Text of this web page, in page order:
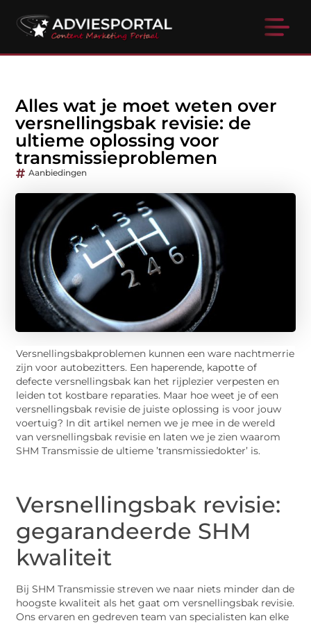
Alles wat je moet weten over
versnellingsbak revisie: de
ultieme oplossing voor
transmissieproblemen
Aanbiedingen
Versnellingsbakproblemen kunnen een ware nachtmerrie
zijn voor autobezitters. Een haperende, kapotte of
defecte versnellingsbak kan het rijplezier verpesten en
leiden tot kostbare reparaties. Maar hoe weet je of een
versnellingsbak revisie de juiste oplossing is voor jouw
voertuig? In dit artikel nemen we je mee in de wereld
van versnellingsbak revisie en laten we je zien waarom
SHM Transmissie de ultieme ’transmissiedokter’ is.
Versnellingsbak revisie:
gegarandeerde SHM
kwaliteit
Bij SHM Transmissie streven we naar niets minder dan de
hoogste kwaliteit als het gaat om versnellingsbak revisie.
Ons ervaren en gedreven team van specialisten kan elke